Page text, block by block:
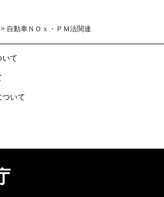
> 自動車ＮＯｘ・ＰＭ法関連
いて
ついて